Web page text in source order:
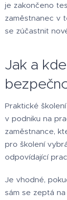
je zakončeno
zaměstnanec v
se zúčastnit
Jak a
Praktické
v podniku na
zaměstnance,
pro školení
odpovídající
Je vhodné,
sám se zeptá